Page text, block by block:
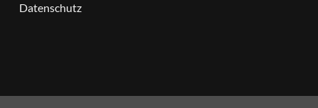
Datenschutz